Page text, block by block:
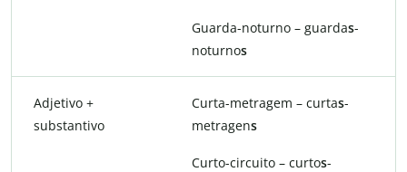
Guarda-noturno – guardas-
noturnos
Adjetivo +
substantivo
Curta-metragem – curtas-
metragens
Curto-circuito – curtos-